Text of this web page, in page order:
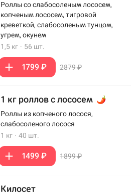
Роллы со слабосоленым лососем,
копченым лососем, тигровой
креветкой, слабосоленым тунцом,
угрем, окунем
1,5 кг · 56 шт.
1799 ₽ 2879 ₽
1 кг роллов с лососем
Роллы из копченого лосося,
слабосоленого лосося
1 кг · 40 шт.
1499 ₽ 1899 ₽
Килосет